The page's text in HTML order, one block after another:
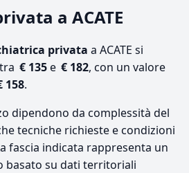
a ACATE
privata a ACATE si
€ 135e € 182, con un valore
158.
dipendono da complessità del
tecniche richieste e condizioni
fascia indicata rappresenta un
basato su dati territoriali